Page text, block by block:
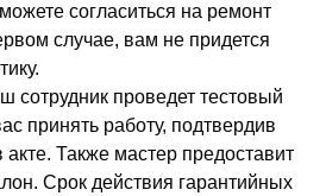
согласиться на ремонт
случае, вам не придется
сотрудник проведет тестовый
принять работу, подтвердив
Также мастер предоставит
Срок действия гарантийных